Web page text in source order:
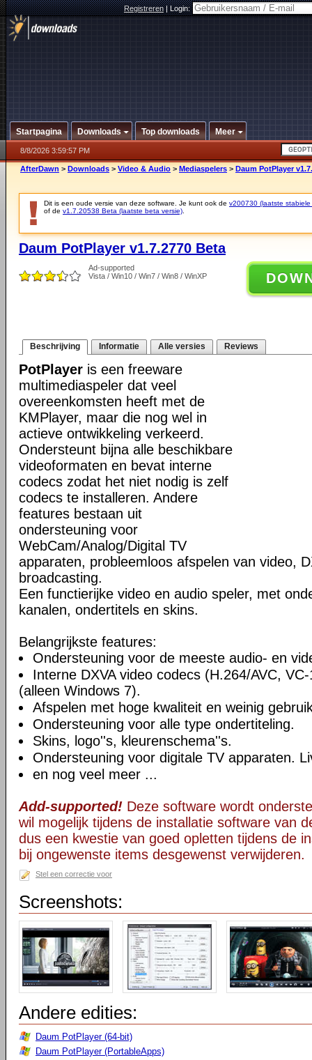
Registreren|Login:
Startpagina Downloads Top downloads Meer
8/8/2026 3:59:57 PM
AfterDawn > Downloads > Video & Audio > Mediaspelers > Daum PotPlayer
Dit is een oude versie van deze software. Je kunt ook de v200730 (laatste stabiele
of de v1.7.20538 Beta (laatste beta versie)
Daum PotPlayer v1.7.2770 Beta
Ad-supported
Vista / Win10 / Win7 / Win8 / WinXP
Beschrijving Informatie Alle versies Reviews
PotPlayer is een freeware
multimediaspeler dat veel
overeenkomsten heeft met de
KMPlayer, maar die nog wel in
actieve ontwikkeling verkeerd.
Ondersteunt bijna alle beschikbare
videoformaten en bevat interne
codecs zodat het niet nodig is zelf
codecs te installeren. Andere
features bestaan uit
ondersteuning voor
WebCam/Analog/Digital TV
apparaten, probleemloos afspelen van video,
broadcasting.
Een functierijke video en audio speler, met
kanalen, ondertitels en skins.
Belangrijkste features:
Ondersteuning voor de meeste audio- en
Interne DXVA video codecs (H.264/AVC,
(alleen Windows 7).
Afspelen met hoge kwaliteit en weinig
Ondersteuning voor alle type ondertiteling.
Skins, logo''s, kleurenschema''s.
Ondersteuning voor digitale TV apparaten.
en nog veel meer ...
Add-supported! Deze software wordt
wil mogelijk tijdens de installatie software van
dus een kwestie van goed opletten tijdens de
bij ongewenste items desgewenst verwijderen.
Stel een correctie voor
Screenshots:
Andere edities:
Daum PotPlayer (64-bit)
Daum PotPlayer (PortableApps)